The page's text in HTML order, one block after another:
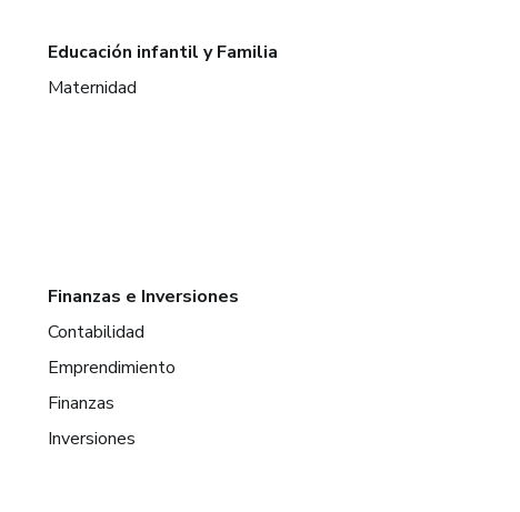
Educación infantil y Familia
Maternidad
Finanzas e Inversiones
Contabilidad
Emprendimiento
Finanzas
Inversiones